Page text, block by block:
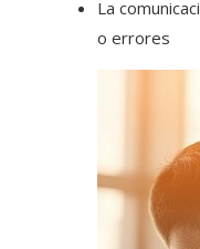
La
o errores